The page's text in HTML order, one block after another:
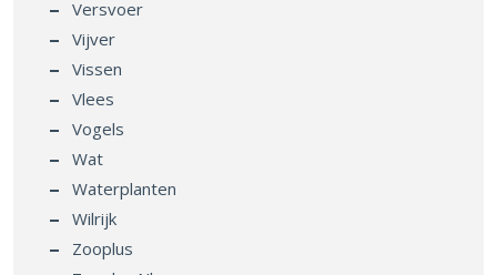
Vijver
Vissen
Vlees
Vogels
Wat
Waterplanten
Wilrijk
Zooplus
Zooplus Nl